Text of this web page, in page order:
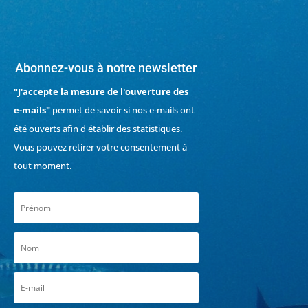
Abonnez-vous à notre newsletter
"J'accepte la mesure de l'ouverture des
e-mails"permet de savoir si nos e-mails ont
été ouverts afin d'établir des statistiques.
Vous pouvez retirer votre consentement à
tout moment.